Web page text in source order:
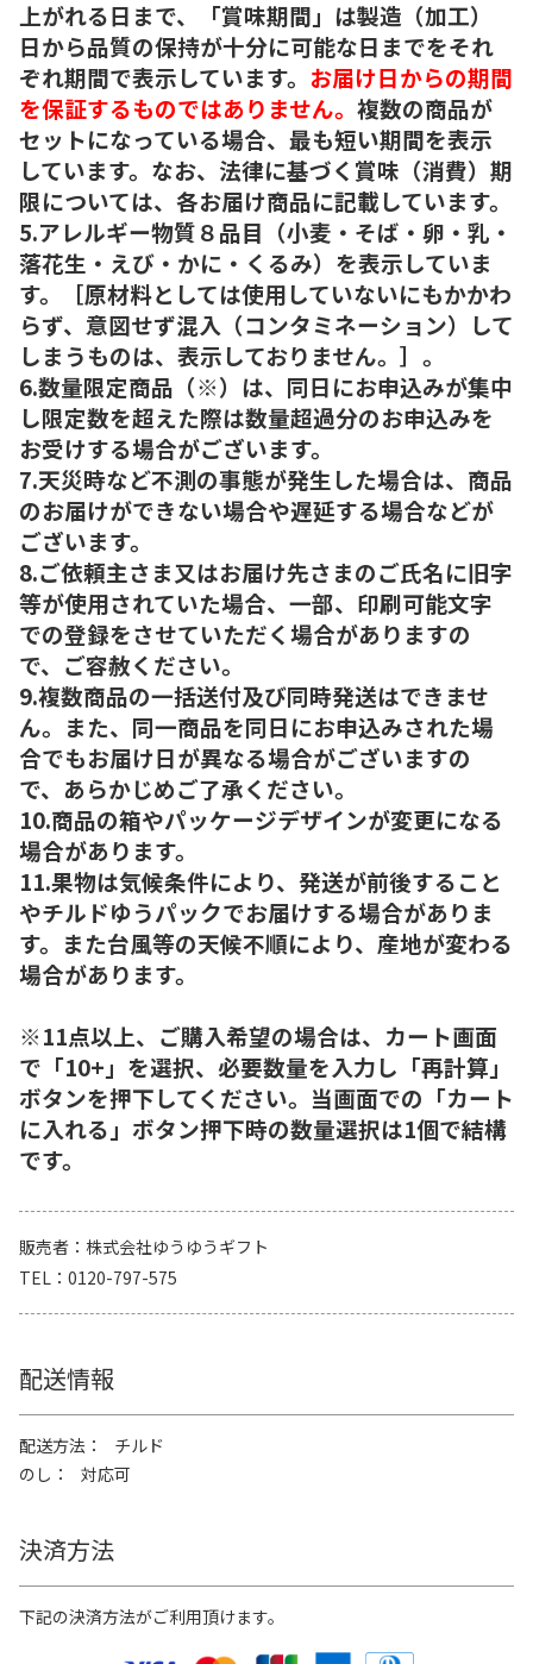
上がれる日まで、「賞味期間」は製造（加工）
日から品質の保持が十分に可能な日までをそれ
ぞれ期間で表示しています。 お届け日からの期間
を保証するものではありません。 複数の商品が
セットになっている場合、最も短い期間を表示
しています。なお、法律に基づく賞味（消費）期
限については、各お届け商品に記載しています。
5.アレルギー物質８品目（小麦・そば・卵・乳・
落花生・えび・かに・くるみ）を表示していま
す。［原材料としては使用していないにもかかわ
らず、意図せず混入（コンタミネーション）して
しまうものは、表示しておりません。］。
6.数量限定商品（※）は、同日にお申込みが集中
し限定数を超えた際は数量超過分のお申込みを
お受けする場合がございます。
7.天災時など不測の事態が発生した場合は、商品
のお届けができない場合や遅延する場合などが
ございます。
8.ご依頼主さま又はお届け先さまのご氏名に旧字
等が使用されていた場合、一部、印刷可能文字
での登録をさせていただく場合がありますの
で、ご容赦ください。
9.複数商品の一括送付及び同時発送はできませ
ん。また、同一商品を同日にお申込みされた場
合でもお届け日が異なる場合がございますの
で、あらかじめご了承ください。
10.商品の箱やパッケージデザインが変更になる
場合があります。
11.果物は気候条件により、発送が前後すること
やチルドゆうパックでお届けする場合がありま
す。また台風等の天候不順により、産地が変わる
場合があります。
※11点以上、ご購入希望の場合は、カート画面
で「10+」を選択、必要数量を入力し「再計算」
ボタンを押下してください。当画面での「カート
に入れる」ボタン押下時の数量選択は1個で結構
です。
販売者
株式会社ゆうゆうギフト
TEL
0120-797-575
配送情報
配送方法
チルド
のし
対応可
決済方法
下記の決済方法がご利用頂けます。